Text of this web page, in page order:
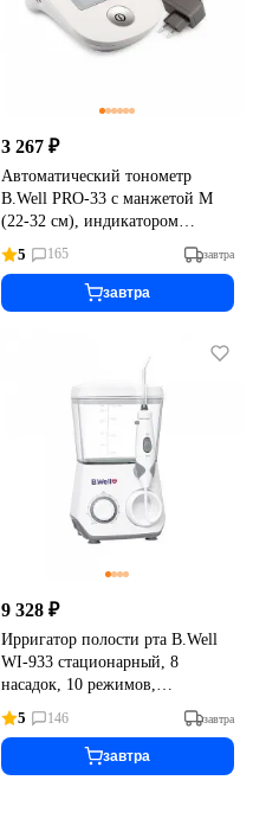
3 267 ₽
Автоматический тонометр
B.Well PRO-33 с манжетой M
(22-32 см), индикатором
аритмии и памятью последнего
измерения
5 165 завтра
завтра
9 328 ₽
Ирригатор полости рта B.Well
WI-933 стационарный, 8
насадок, 10 режимов,
аккумулятор
5 146 завтра
завтра